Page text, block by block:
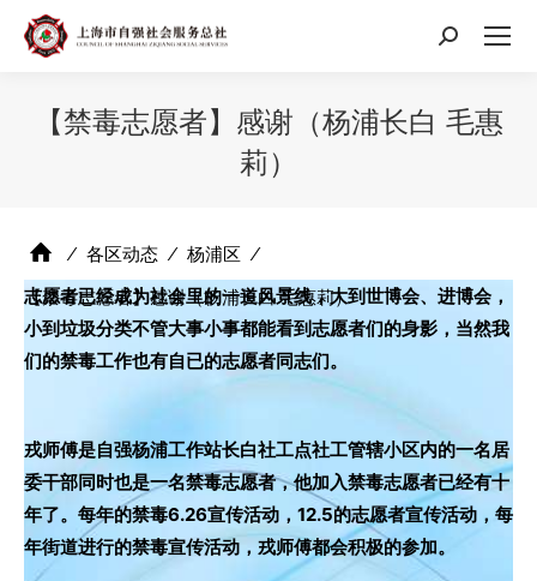
搜
【禁毒志愿者】感谢（杨浦长白 毛惠
莉）
⁄ 各区动态 ⁄ 杨浦区 ⁄
【禁毒志愿者】感谢（杨浦长白 毛惠莉）
志愿者已经成为社会里的一道风景线，大到世博会、进博会，
小到垃圾分类不管大事小事都能看到志愿者们的身影，当然我
们的禁毒工作也有自已的志愿者同志们。
戎师傅是自强杨浦工作站长白社工点社工管辖小区内的一名居
委干部同时也是一名禁毒志愿者，他加入禁毒志愿者已经有十
年了。每年的禁毒6.26宣传活动，12.5的志愿者宣传活动，每
年街道进行的禁毒宣传活动，戎师傅都会积极的参加。